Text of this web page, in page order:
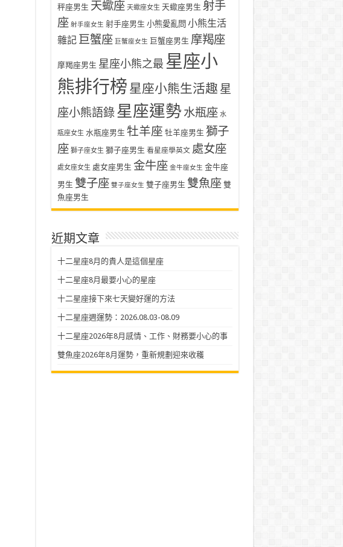
秤座男生 天蠍座 天蠍座女生 天蠍座男生 射手
座 射手座女生 射手座男生 小熊愛亂問 小熊生活
雜記 巨蟹座 巨蟹座女生 巨蟹座男生 摩羯座
摩羯座男生 星座小熊之最 星座小
熊排行榜 星座小熊生活趣 星
座小熊語錄星座運勢 水瓶座 水
瓶座女生 水瓶座男生 牡羊座 牡羊座男生 獅子
座 獅子座女生 獅子座男生 看星座學英文 處女座
處女座女生 處女座男生 金牛座 金牛座女生 金牛座
男生 雙子座 雙子座女生 雙子座男生 雙魚座 雙
魚座男生
近期文章
十二星座8月的貴人是這個星座
十二星座8月最要小心的星座
十二星座接下來七天變好運的方法
十二星座週運勢：2026.08.03-08.09
十二星座2026年8月感情、工作、財務要小心的事
雙魚座2026年8月運勢，重新規劃迎來收穫